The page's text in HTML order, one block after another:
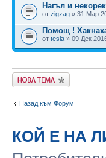
Нагъл и
от zigzag » 31 Мар
Помощ !
от tesla » 09 Дек
Публикувай нова
тема
Назад към Форум
КОЙ Е НА